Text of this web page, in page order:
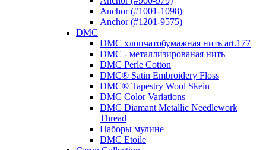
Anchor (#1001-1098)
Anchor (#1201-9575)
DMC
DMC хлопчатобумажная нить art.177
DMC - металлизированая нить
DMC Perle Cotton
DMC® Satin Embroidery Floss
DMC® Tapestry Wool Skein
DMC Color Variations
DMC Diamant Metallic Needlework
Thread
Наборы мулине
DMC Etoile